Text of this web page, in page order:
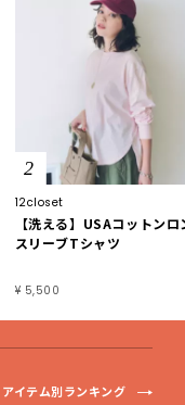
2
12closet
【洗える】USAコットンロ
スリーブTシャツ
¥ 5,500
アイテム別ランキング